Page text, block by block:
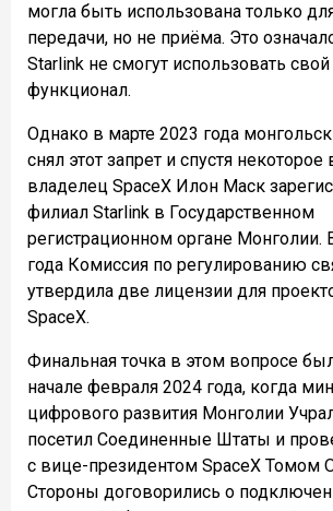
могла быть использована только
передачи, но не приёма. Это
Starlink не смогут использовать
функционал.
Однако в марте 2023 года
снял этот запрет и спустя
владелец SpaceX Илон Маск
филиал Starlink в Государственном
регистрационном органе Монголии.
года Комиссия по регулированию
утвердила две лицензии для
SpaceX.
Финальная точка в этом вопросе
начале февраля 2024 года, когда
цифрового развития Монголии
посетил Соединенные Штаты и
с вице-президентом SpaceX Томом
Стороны договорились о